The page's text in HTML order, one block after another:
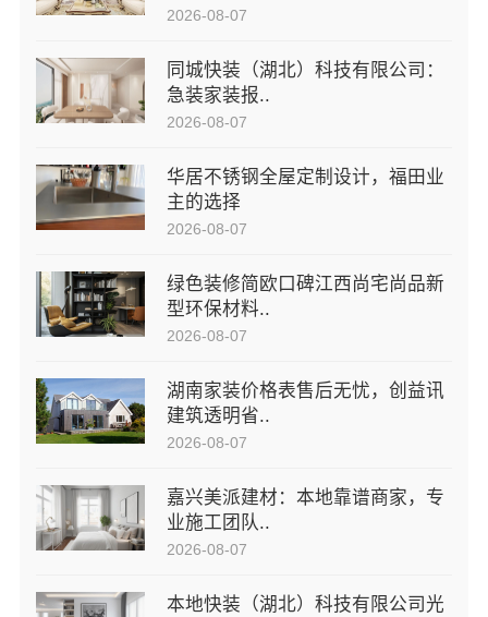
2026-08-07
同城快装（湖北）科技有限公司：
急装家装报..
2026-08-07
华居不锈钢全屋定制设计，福田业
主的选择
2026-08-07
绿色装修简欧口碑江西尚宅尚品新
型环保材料..
2026-08-07
湖南家装价格表售后无忧，创益讯
建筑透明省..
2026-08-07
嘉兴美派建材：本地靠谱商家，专
业施工团队..
2026-08-07
本地快装（湖北）科技有限公司光